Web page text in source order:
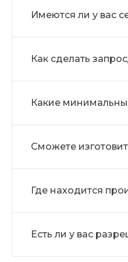
Имеются ли у вас
Как сделать
Какие
Сможете
Где находится
Есть ли у вас